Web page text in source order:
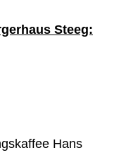
Steeg:
Hans